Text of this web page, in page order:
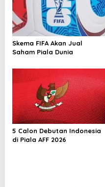
Skema FIFA Akan Jual
Saham Piala Dunia
5 Calon Debutan Indonesia
di Piala AFF 2026